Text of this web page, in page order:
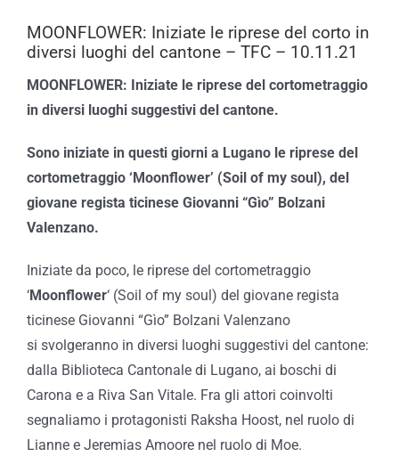
MOONFLOWER: Iniziate le riprese del corto in
diversi luoghi del cantone – TFC – 10.11.21
MOONFLOWER: Iniziate le riprese del cortometraggio
in diversi luoghi suggestivi del cantone.
Sono iniziate in questi giorni a Lugano le riprese del
cortometraggio ‘Moonflower’ (Soil of my soul), del
giovane regista ticinese Giovanni “Gìo” Bolzani
Valenzano.
Iniziate da poco, le riprese del cortometraggio
‘Moonflower‘ (Soil of my soul) del giovane regista
ticinese Giovanni “Gìo” Bolzani Valenzano
si svolgeranno in diversi luoghi suggestivi del cantone:
dalla Biblioteca Cantonale di Lugano, ai boschi di
Carona e a Riva San Vitale. Fra gli attori coinvolti
segnaliamo i protagonisti Raksha Hoost, nel ruolo di
Lianne e Jeremias Amoore nel ruolo di Moe.